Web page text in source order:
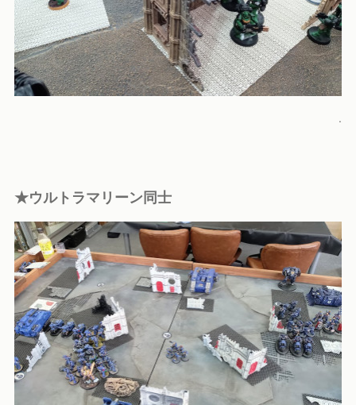
.
★ウルトラマリーン同士